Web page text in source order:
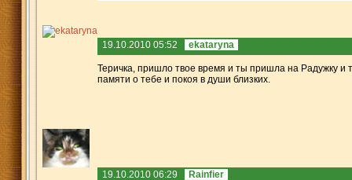
19.10.2010 05:52 ekataryna
Теричка, пришло твое время и ты пришла на Радужку и
памяти о тебе и покоя в души близких.
19.10.2010 06:29 Rainfier